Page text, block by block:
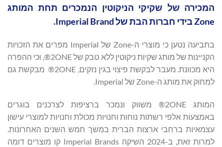
המכירה של שקיקי הניקוטין הנמכרים תחת המותג
Zone בידי חברות הבת של Imperial Brand.
בתביעה נטען כי מוצרי ה-Zone של Imperial מפרים את הזכויות
הקניינות של מותג שקיות ניקוטין ללא טבק של 2ONE®, וכי ההפרה
היא מכוונת. מעבר לבקשת פיצוי בגין נזקים, 2ONE® מבקשת גם
למחוק את מותג ה-Zone של Imperial.
המותג 2ONE® משווק ונמכר ברציפות לצרכנים בוגרים
באמצעות אלפי רשתות נוחות וחנויות מכולת וחנויות למוצרי עישון
עצמאיות ברחבי ארצות הברית במשך חמש השנים האחרונות.
למרות זאת, ב-2024 השיקה Imperial Brands קו מוצרים דומה